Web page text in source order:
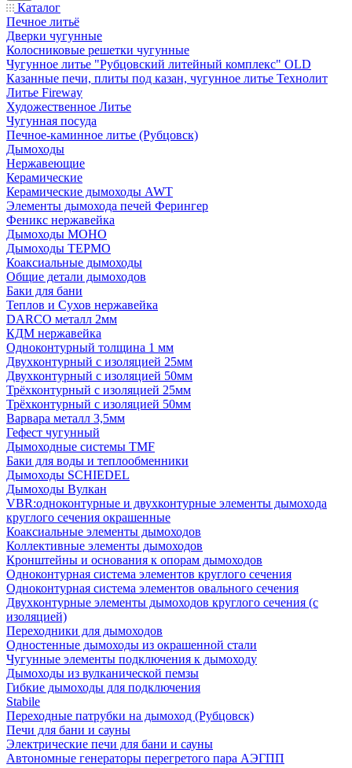
Каталог
Печное литьё
Дверки чугунные
Колосниковые решетки чугунные
Чугунное литье "Рубцовский литейный комплекс" OLD
Казанные печи, плиты под казан, чугунное литье Технолит
Литье Fireway
Художественное Литье
Чугунная посуда
Печное-каминное литье (Рубцовск)
Дымоходы
Нержавеющие
Керамические
Керамические дымоходы AWT
Элементы дымохода печей Ферингер
Феникс нержавейка
Дымоходы МОНО
Дымоходы ТЕРМО
Коаксиальные дымоходы
Общие детали дымоходов
Баки для бани
Теплов и Сухов нержавейка
DARCO металл 2мм
КДМ нержавейка
Одноконтурный толщина 1 мм
Двухконтурный с изоляцией 25мм
Двухконтурный с изоляцией 50мм
Трёхконтурный с изоляцией 25мм
Трёхконтурный с изоляцией 50мм
Варвара металл 3,5мм
Гефест чугунный
Дымоходные системы TMF
Баки для воды и теплообменники
Дымоходы SCHIEDEL
Дымоходы Вулкан
VBR:одноконтурные и двухконтурные элементы дымохода
круглого сечения окрашенные
Коаксиальные элементы дымоходов
Коллективные элементы дымоходов
Кронштейны и основания к опорам дымоходов
Одноконтурная система элементов круглого сечения
Одноконтурная система элементов овального сечения
Двухконтурные элементы дымоходов круглого сечения (с
изоляцией)
Переходники для дымоходов
Одностенные дымоходы из окрашенной стали
Чугунные элементы подключения к дымоходу
Дымоходы из вулканической пемзы
Гибкие дымоходы для подключения
Stabile
Переходные патрубки на дымоход (Рубцовск)
Печи для бани и сауны
Электрические печи для бани и сауны
Автономные генераторы перегретого пара АЭГПП